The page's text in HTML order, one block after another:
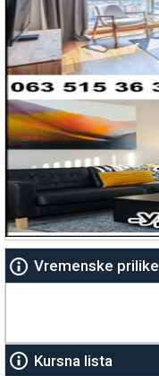
Vremenske prilike
Kursna lista